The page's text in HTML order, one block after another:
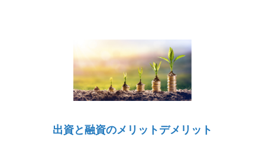
出資と融資のメリットデメリット